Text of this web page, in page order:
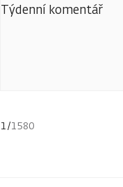
Týdenní komentář
1/1580